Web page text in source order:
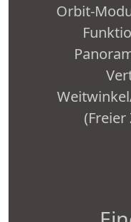
Orbit-